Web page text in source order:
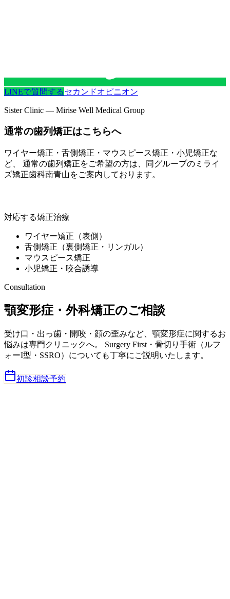
LINEで質問するセカンドオピニオン
Sister Clinic — Mirise Well Medical Group
通常の歯列矯正はこちらへ
ワイヤー矯正・舌側矯正・マウスピース矯正・小児矯正な
ど、 通常の歯列矯正をご希望の方は、同グループの ミライ
ズ矯正歯科南青山をご案内しております。
対応する矯正治療
ワイヤー矯正（表側）
舌側矯正（裏側矯正・リンガル）
マウスピース矯正
小児矯正・咬合誘導
Consultation
顎変形症・外科矯正のご相談
受け口・出っ歯・開咬・顔の歪みなど、顎変形症に関するお
悩みは専門クリニックへ。 Surgery First・骨切り手術（ルフ
ォーI型・SSRO）についても丁寧にご説明いたします。
初診相談予約